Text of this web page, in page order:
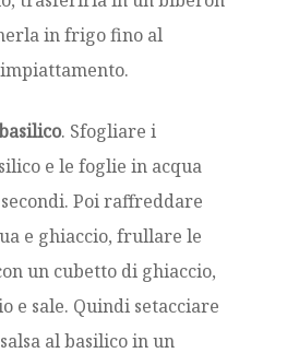
in frigo fino al
. Sfogliare i
e le foglie in acqua
Poi raffreddare
e ghiaccio, frullare le
un cubetto di ghiaccio,
e sale. Quindi setacciare
al basilico in un